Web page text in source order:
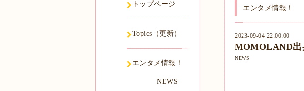
エンタメ情報！
2023-09-04 22:00:00
MOMOLAND出
NEWS
トップページ
Topics（更新）
エンタメ情報！
NEWS